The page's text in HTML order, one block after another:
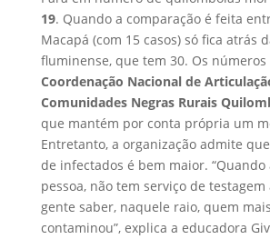
19. Quando a comparação é feita
Macapá (com 15 casos) só fica atrás
fluminense, que tem 30. Os números
Coordenação Nacional de
Comunidades Negras Rurais
que mantém por conta própria um
Entretanto, a organização admite
de infectados é bem maior. “Quando
pessoa, não tem serviço de
gente saber, naquele raio, quem
contaminou”, explica a educadora